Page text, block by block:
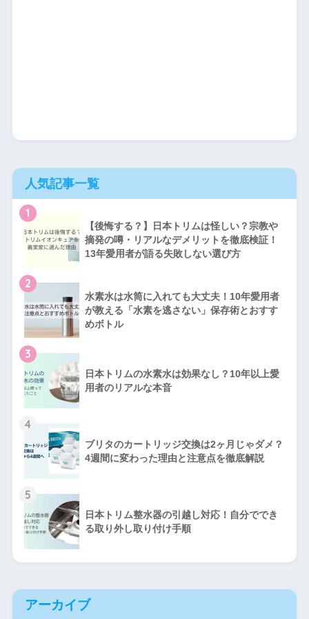
人気記事一覧
1
【後悔する？】日本トリムは怪しい？宗教や
摘発の噂・リアルなデメリットを徹底検証！
13年愛用者が語る失敗しない選び方
2
水素水は水筒に入れても大丈夫！10年愛用者
が教える「水素を逃さない」保存術とおすす
めボトル
3
日本トリムの水素水は効果なし？10年以上愛
用者のリアルな本音
4
ブリタのカートリッジ交換は2ヶ月じゃダメ？
4週間に変わった理由と注意点を徹底解説
5
日本トリム整水器の引越し対応！自分ででき
る取り外し取り付け手順
アーカイブ